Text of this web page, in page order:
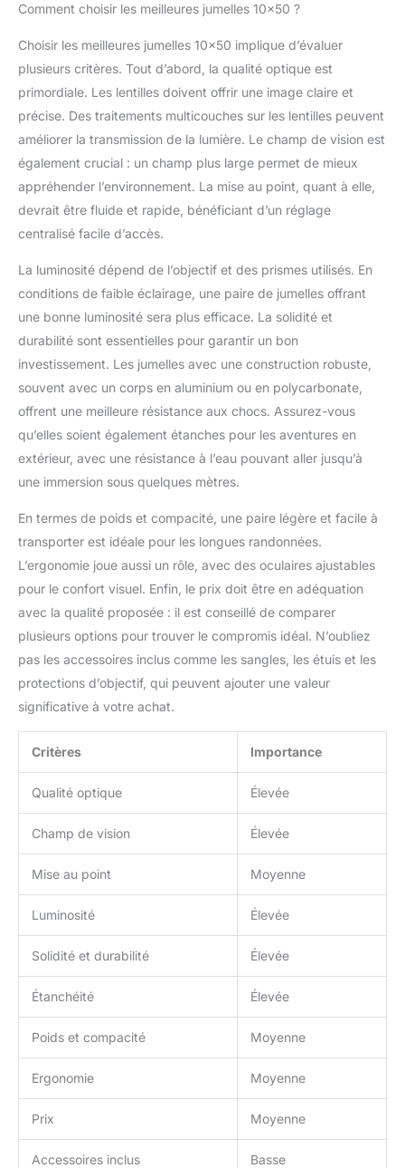
partout. Technologie avancée : lentilles spécialement traitées
lumière.
Comment choisir les meilleures jumelles 10×50 ?
Choisir les meilleures jumelles 10×50 implique d’évaluer
plusieurs critères. Tout d’abord, la qualité optique est
primordiale. Les lentilles doivent offrir une image claire et
précise. Des traitements multicouches sur les lentilles peuvent
améliorer la transmission de la lumière. Le champ de vision est
également crucial : un champ plus large permet de mieux
appréhender l’environnement. La mise au point, quant à elle,
devrait être fluide et rapide, bénéficiant d’un réglage
centralisé facile d’accès.
La luminosité dépend de l’objectif et des prismes utilisés. En
conditions de faible éclairage, une paire de jumelles offrant
une bonne luminosité sera plus efficace. La solidité et
durabilité sont essentielles pour garantir un bon
investissement. Les jumelles avec une construction robuste,
souvent avec un corps en aluminium ou en polycarbonate,
offrent une meilleure résistance aux chocs. Assurez-vous
qu’elles soient également étanches pour les aventures en
extérieur, avec une résistance à l’eau pouvant aller jusqu’à
une immersion sous quelques mètres.
En termes de poids et compacité, une paire légère et facile à
transporter est idéale pour les longues randonnées.
L’ergonomie joue aussi un rôle, avec des oculaires ajustables
pour le confort visuel. Enfin, le prix doit être en adéquation
avec la qualité proposée : il est conseillé de comparer
plusieurs options pour trouver le compromis idéal. N’oubliez
pas les accessoires inclus comme les sangles, les étuis et les
protections d’objectif, qui peuvent ajouter une valeur
significative à votre achat.
Critères Importance
Qualité optique Élevée
Champ de vision Élevée
Mise au point Moyenne
Luminosité Élevée
Solidité et durabilité Élevée
Étanchéité Élevée
Poids et compacité Moyenne
Ergonomie Moyenne
Prix Moyenne
Accessoires inclus Basse